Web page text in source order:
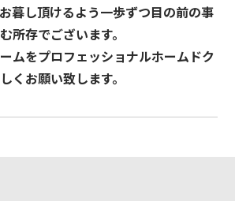
暮し頂けるよう一歩ずつ目の前の事
所存でございます。
ムをプロフェッショナルホームドク
しくお願い致します。